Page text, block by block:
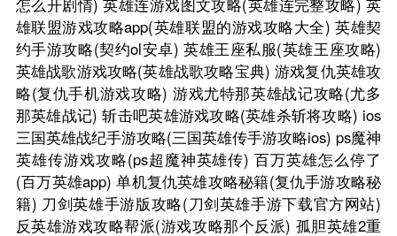
雄联盟游戏攻略app(英雄联盟的游戏攻略大全) 英雄契
约手游攻略(契约ol安卓) 英雄王座私服(英雄王座攻略)
英雄战歌游戏攻略(英雄战歌攻略宝典) 游戏复仇英雄攻
略(复仇手机游戏攻略) 游戏尤特那英雄战记攻略(尤多
那英雄战记) 斩击吧英雄游戏攻略(英雄杀斩将攻略) ios
三国英雄战纪手游攻略(三国英雄传手游攻略ios) ps魔神
英雄传游戏攻略(ps超魔神英雄传) 百万英雄怎么停了
(百万英雄app) 单机复仇英雄攻略秘籍(复仇手游攻略秘
籍) 刀剑英雄手游版攻略(刀剑英雄手游下载官方网站)
反英雄游戏攻略帮派(游戏攻略那个反派) 孤胆英雄2重